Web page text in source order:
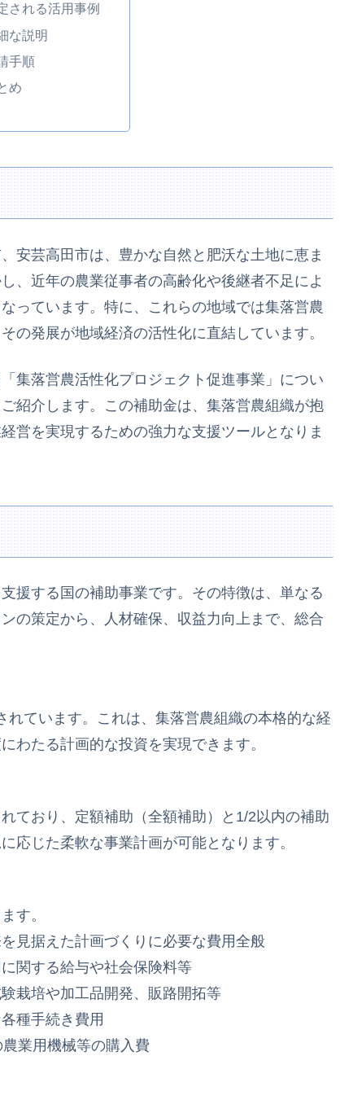
される活用事例
な説明
手順
め
安芸高田市は、豊かな自然と肥沃な土地に恵ま
、近年の農業従事者の高齢化や後継者不足によ
っています。特に、これらの地域では集落営農
の発展が地域経済の活性化に直結しています。
集落営農活性化プロジェクト促進事業」につい
紹介します。この補助金は、集落営農組織が抱
営を実現するための強力な支援ツールとなりま
援する国の補助事業です。その特徴は、単なる
の策定から、人材確保、収益力向上まで、総合
ています。これは、集落営農組織の本格的な経
わたる計画的な投資を実現できます。
ており、定額補助（全額補助）と1/2以内の補助
応じた柔軟な事業計画が可能となります。
す。
見据えた計画づくりに必要な費用全般
関する給与や社会保険料等
栽培や加工品開発、販路開拓等
種手続き費用
業用機械等の購入費